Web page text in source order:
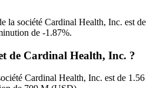
la société Cardinal Health, Inc. est de
de -1.87%.
de Cardinal Health, Inc. ?
Cardinal Health, Inc. est de 1.56